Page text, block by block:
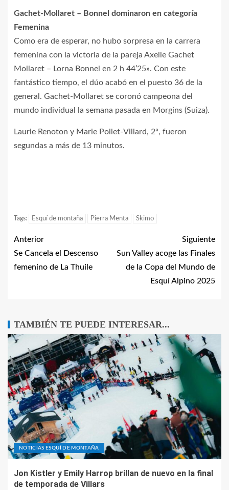
Gachet-Mollaret – Bonnel dominaron en categoría
Femenina
Como era de esperar, no hubo sorpresa en la carrera
femenina con la victoria de la pareja Axelle Gachet
Mollaret – Lorna Bonnel en 2 h 44’25». Con este
fantástico tiempo, el dúo acabó en el puesto 36 de la
general. Gachet-Mollaret se coronó campeona del
mundo individual la semana pasada en Morgins (Suiza).
Laurie Renoton y Marie Pollet-Villard, 2ª, fueron
segundas a más de 13 minutos.
Tags: Esquí de montaña Pierra Menta Skimo
Anterior
Se Cancela el Descenso
femenino de La Thuile
Siguiente
Sun Valley acoge las Finales
de la Copa del Mundo de
Esquí Alpino 2025
TAMBIÉN TE PUEDE INTERESAR...
NOTICIAS ESQUÍ DE MONTAÑA
Jon Kistler y Emily Harrop brillan de nuevo en la final
de temporada de Villars